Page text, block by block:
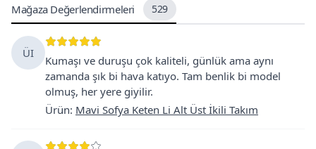
Mağaza Değerlendirmeleri 529
ÜI
Kumaşı ve duruşu çok kaliteli, günlük ama aynı
zamanda şık bi hava katıyo. Tam benlik bi model
olmuş, her yere giyilir.
Ürün: Mavi Sofya Keten Li Alt Üst İkili Takım